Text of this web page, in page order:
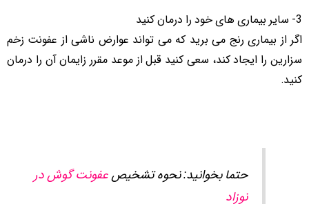
3- سایر بیماری های خود را درمان کنید
اگر از بیماری رنج می برید که می تواند عوارض ناشی از عفونت زخم
سزارین را ایجاد کند، سعی کنید قبل از موعد مقرر زایمان آن را درمان
کنید.
حتما بخوانید: نحوه تشخیصعفونت گوش در
نوزاد